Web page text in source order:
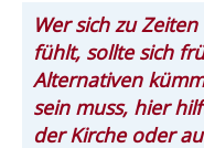
Wer sich zu
fühlt, sollte sich
Alternativen
sein muss, hier
der Kirche oder